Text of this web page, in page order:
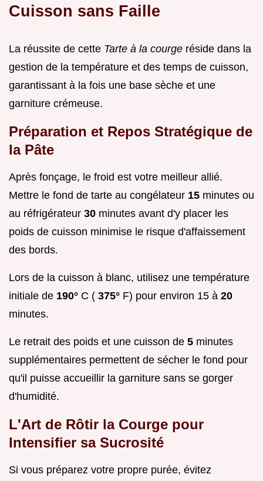
Cuisson sans Faille
La réussite de cette Tarte à la courge réside dans la
gestion de la température et des temps de cuisson,
garantissant à la fois une base sèche et une
garniture crémeuse.
Préparation et Repos Stratégique de
la Pâte
Après fonçage, le froid est votre meilleur allié.
Mettre le fond de tarte au congélateur 15 minutes ou
au réfrigérateur 30 minutes avant d'y placer les
poids de cuisson minimise le risque d'affaissement
des bords.
Lors de la cuisson à blanc, utilisez une température
initiale de 190° C ( 375° F) pour environ 15 à 20
minutes.
Le retrait des poids et une cuisson de 5 minutes
supplémentaires permettent de sécher le fond pour
qu'il puisse accueillir la garniture sans se gorger
d'humidité.
L'Art de Rôtir la Courge pour
Intensifier sa Sucrosité
Si vous préparez votre propre purée, évitez